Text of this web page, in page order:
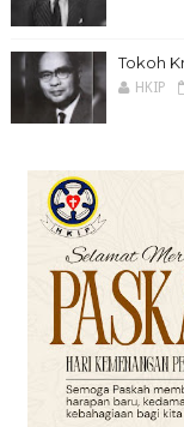
Tokoh
HKIP